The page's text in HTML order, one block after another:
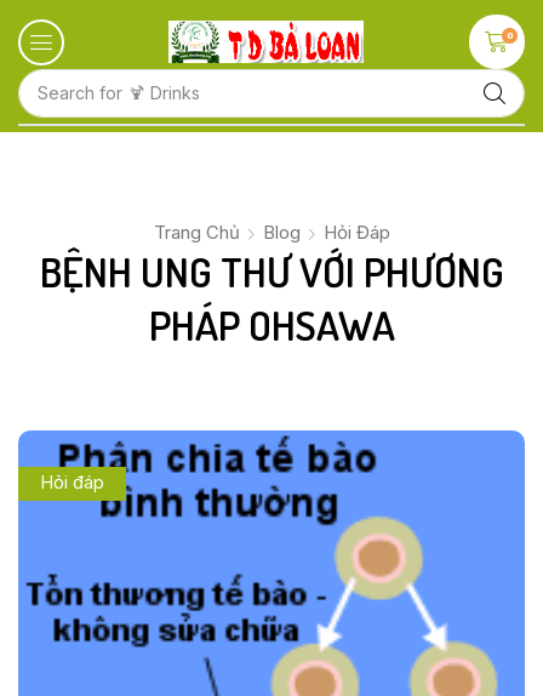
Search for 🍋 Fruits
0
Trang Chủ Blog Hỏi Đáp
BỆNH UNG THƯ VỚI PHƯƠNG
PHÁP OHSAWA
Hỏi đáp